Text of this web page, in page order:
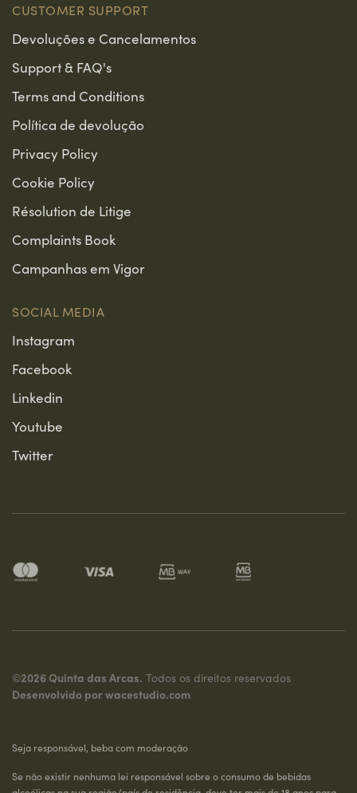
CUSTOMER SUPPORT
Devoluções e Cancelamentos
Support & FAQ's
Terms and Conditions
Política de devolução
Privacy Policy
Cookie Policy
Résolution de Litige
Complaints Book
Campanhas em Vigor
SOCIAL MEDIA
Instagram
Facebook
Linkedin
Youtube
Twitter
©2026 Quinta das Arcas. Todos os direitos reservados
Desenvolvido porwacestudio.com
Seja responsável, beba com moderação
Se não existir nenhuma lei responsável sobre o consumo de bebidas